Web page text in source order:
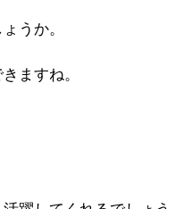
うか。
ますね。